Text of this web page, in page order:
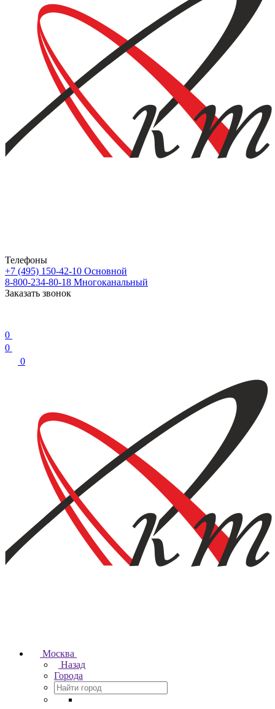
Телефоны
+7 (495) 150-42-10 Основной
8-800-234-80-18 Многоканальный
Заказать звонок
0
0
0
Москва
Назад
Города